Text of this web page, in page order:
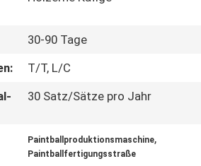
30-90 Tage
T/T, L/C
30 Satz/Sätze pro Jahr
Paintballproduktionsmaschine,
Paintballfertigungsstraße